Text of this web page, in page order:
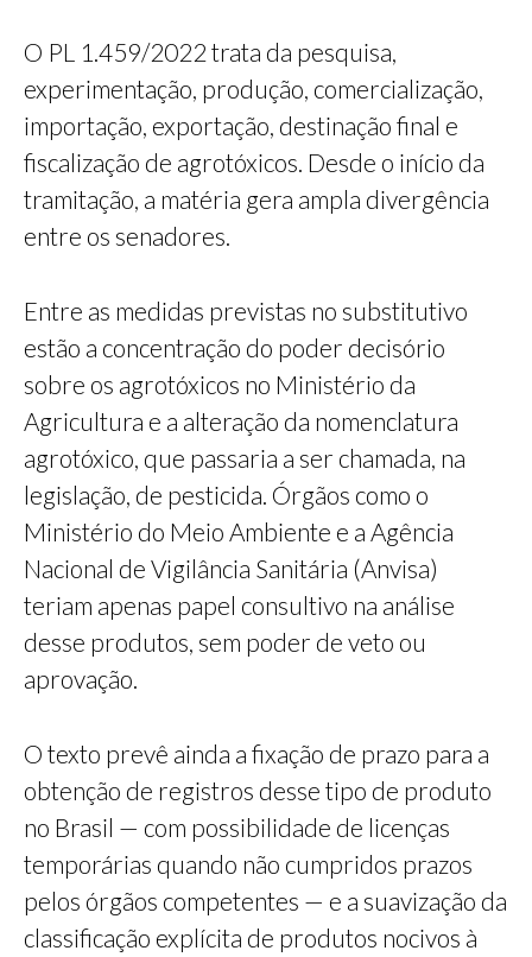
O PL 1.459/2022 trata da pesquisa,
experimentação, produção, comercialização,
importação, exportação, destinação final e
fiscalização de agrotóxicos. Desde o início da
tramitação, a matéria gera ampla divergência
entre os senadores.
Entre as medidas previstas no substitutivo
estão a concentração do poder decisório
sobre os agrotóxicos no Ministério da
Agricultura e a alteração da nomenclatura
agrotóxico, que passaria a ser chamada, na
legislação, de pesticida. Órgãos como o
Ministério do Meio Ambiente e a Agência
Nacional de Vigilância Sanitária (Anvisa)
teriam apenas papel consultivo na análise
desse produtos, sem poder de veto ou
aprovação.
O texto prevê ainda a fixação de prazo para a
obtenção de registros desse tipo de produto
no Brasil — com possibilidade de licenças
temporárias quando não cumpridos prazos
pelos órgãos competentes — e a suavização da
classificação explícita de produtos nocivos à